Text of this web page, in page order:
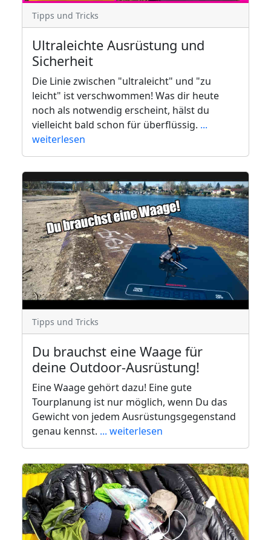
Tipps und Tricks
Ultraleichte Ausrüstung und
Sicherheit
Die Linie zwischen "ultraleicht" und "zu
leicht" ist verschwommen! Was dir heute
noch als notwendig erscheint, hälst du
vielleicht bald schon für überflüssig. ...
weiterlesen
Tipps und Tricks
Du brauchst eine Waage für
deine Outdoor-Ausrüstung!
Eine Waage gehört dazu! Eine gute
Tourplanung ist nur möglich, wenn Du das
Gewicht von jedem Ausrüstungsgegenstand
genau kennst. ... weiterlesen